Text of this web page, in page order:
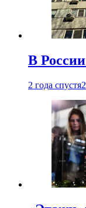
В
2 года спустя